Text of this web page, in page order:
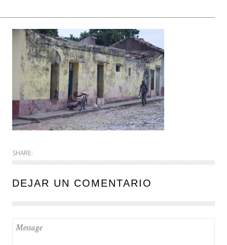
SHARE:
DEJAR UN COMENTARIO